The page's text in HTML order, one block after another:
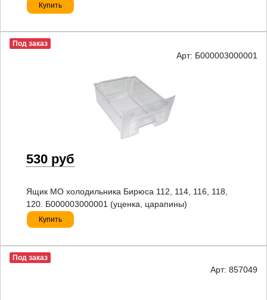
Купить
Под заказ
Арт: Б000003000001
530 руб
Ящик МО холодильника Бирюса 112, 114, 116, 118,
120. Б000003000001 (уценка, царапины)
Купить
Под заказ
Арт: 857049